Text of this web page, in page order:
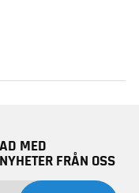
MED
FRÅN OSS